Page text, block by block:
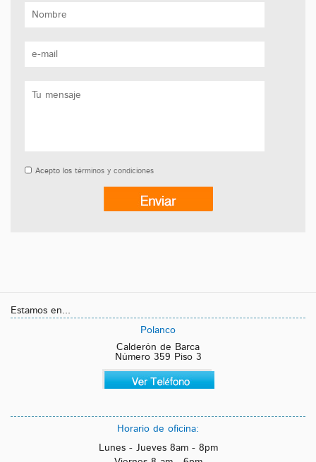
Acepto los términos y condiciones
Estamos en...
Polanco
Calderón de Barca
Número 359 Piso 3
Horario de oficina:
Lunes - Jueves 8am - 8pm